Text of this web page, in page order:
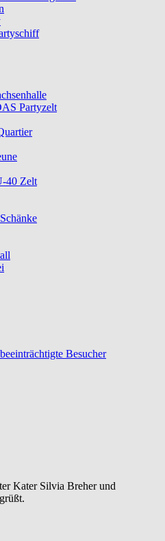
Partyzelt
40 Zelt
Besucher
Kater Silvia Breher und